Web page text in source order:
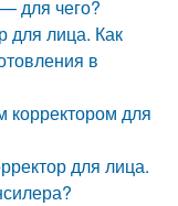
для чего?
для лица. Как
в
корректором для
для лица.